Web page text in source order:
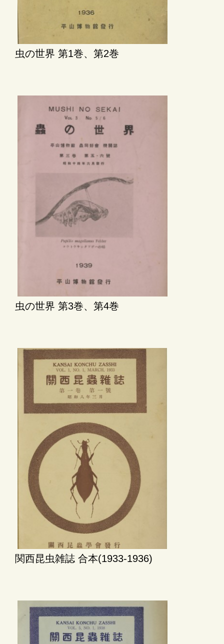
虫の世界 第1巻、第2巻
虫の世界 第3巻、第4巻
関西昆虫雑誌 合本(1933-1936)